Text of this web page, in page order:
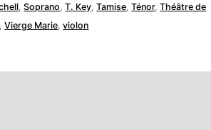
,Soprano,T. Key,Tamise,Ténor,Théâtre de
,Vierge Marie,violon